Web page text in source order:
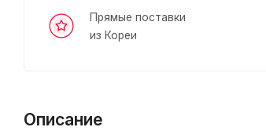
Прямые поставки
из Кореи
Описание